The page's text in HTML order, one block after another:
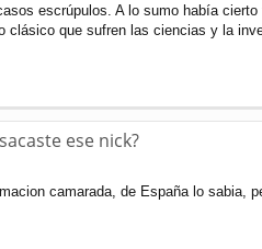
escrúpulos. A lo sumo había
clásico que sufren las ciencias y la
ese nick?
camarada, de España lo sabia,